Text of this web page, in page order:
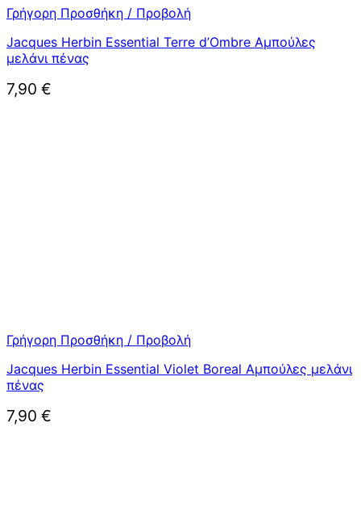
Γρήγορη Προσθήκη / Προβολή
Jacques Herbin Essential Terre d’Ombre Αμπούλες
μελάνι πένας
7,90 €
Γρήγορη Προσθήκη / Προβολή
Jacques Herbin Essential Violet Boreal Αμπούλες μελάνι
πένας
7,90 €